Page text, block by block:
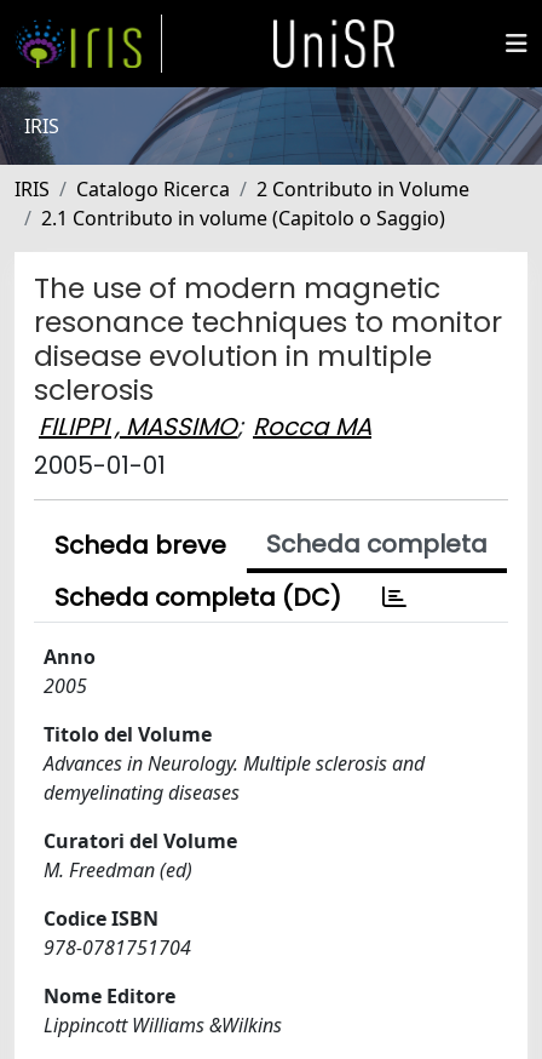
IRIS
IRIS Catalogo Ricerca
2 Contributo in Volume
2.1 Contributo in volume (Capitolo o Saggio)
The use of modern magnetic
resonance techniques to monitor
disease evolution in multiple
sclerosis
FILIPPI , MASSIMO; Rocca MA
2005-01-01
Scheda breve
Scheda completa
Scheda completa (DC)
Anno
2005
Titolo del Volume
Advances in Neurology. Multiple sclerosis and
demyelinating diseases
Curatori del Volume
M. Freedman (ed)
Codice ISBN
978-0781751704
Nome Editore
Lippincott Williams &Wilkins